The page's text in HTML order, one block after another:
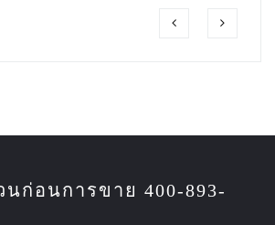
นก่อนการขาย 400-893-